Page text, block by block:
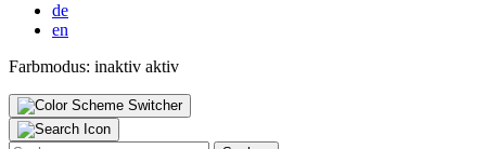
de
en
Farbmodus: inaktiv aktiv